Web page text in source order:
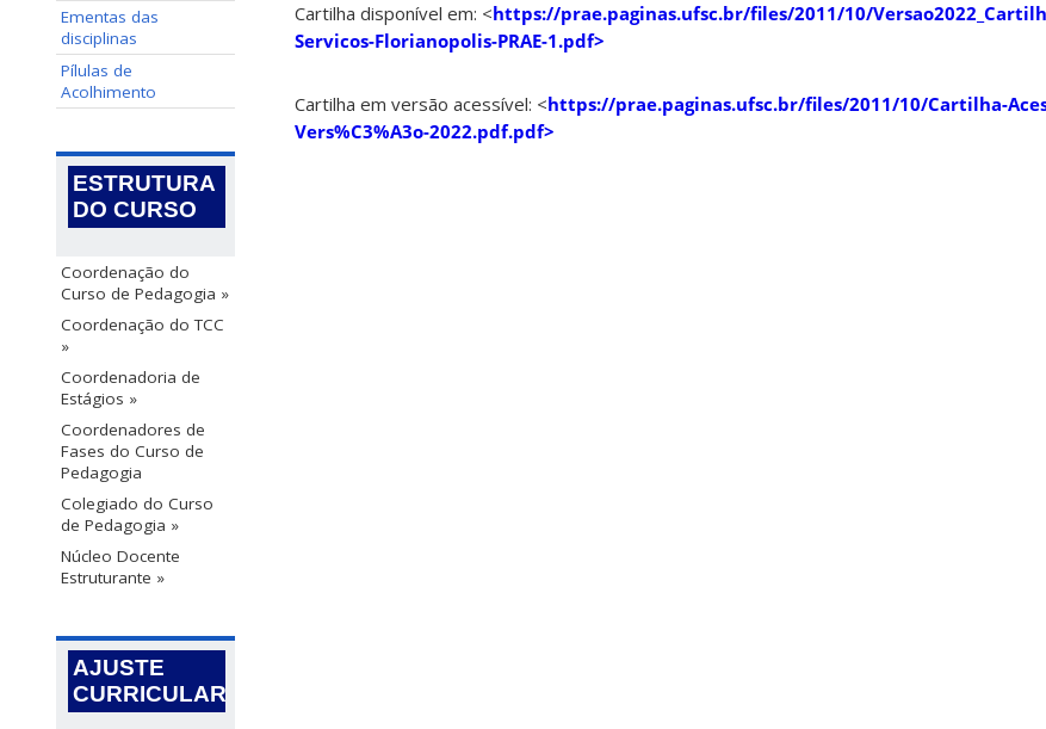
Ementas das
disciplinas
Pílulas de
Acolhimento
ESTRUTURA
DO CURSO
Coordenação do
Curso de Pedagogia »
Coordenação do TCC
»
Coordenadoria de
Estágios »
Coordenadores de
Fases do Curso de
Pedagogia
Colegiado do Curso
de Pedagogia »
Núcleo Docente
Estruturante »
AJUSTE
CURRICULAR
Cartilha disponível em: <https://prae.paginas.ufsc.br/files/2011/10/
Servicos-Florianopolis-PRAE-1.pdf>
Cartilha em versão acessível: <https://prae.paginas.ufsc.br/files/2011/10/Cartilha-
Vers%C3%A3o-2022.pdf.pdf>